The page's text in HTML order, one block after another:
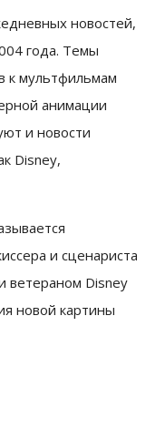
новостей,
года. Темы
к мультфильмам
анимации
и новости
Disney,
и сценариста
ветераном Disney
новой картины